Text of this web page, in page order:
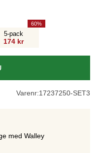
5-pack
174 kr
60
Varenr:17237250-SET3
med Walley